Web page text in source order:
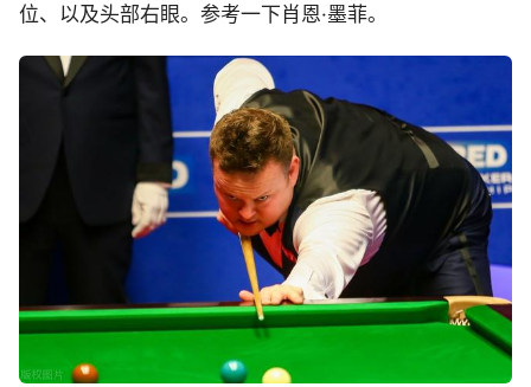
位、以及头部右眼。参考一下肖恩·墨菲。